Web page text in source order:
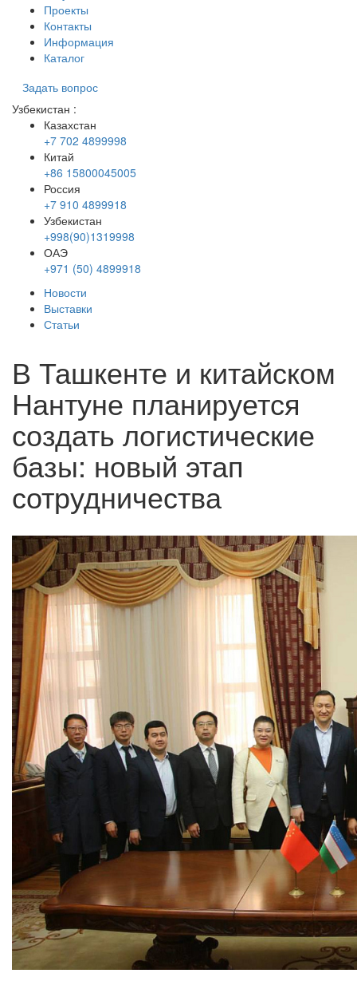
Проекты
Контакты
Информация
Каталог
Задать вопрос
Узбекистан :
Казахстан
+7 702 4899998
Китай
+86 15800045005
Россия
+7 910 4899918
Узбекистан
+998(90)1319998
ОАЭ
+971 (50) 4899918
Новости
Выставки
Статьи
В Ташкенте и китайском
Нантуне планируется
создать логистические
базы: новый этап
сотрудничества